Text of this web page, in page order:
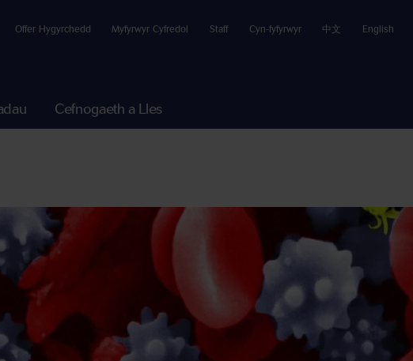
Offer Hygyrchedd Myfyrwyr Cyfredol Staff Cyn-fyfyrwyr 中文 English
Cefnogaeth a Lles